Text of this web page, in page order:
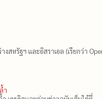
สหรัฐฯ และอิสราเอล (เรียกว่า
ำ